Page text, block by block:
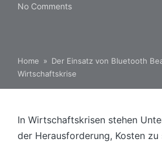
No Comments
Home » Der Einsatz von Bluetooth
Wirtschaftskrise
In Wirtschaftskrisen stehen
der Herausforderung, Kosten zu